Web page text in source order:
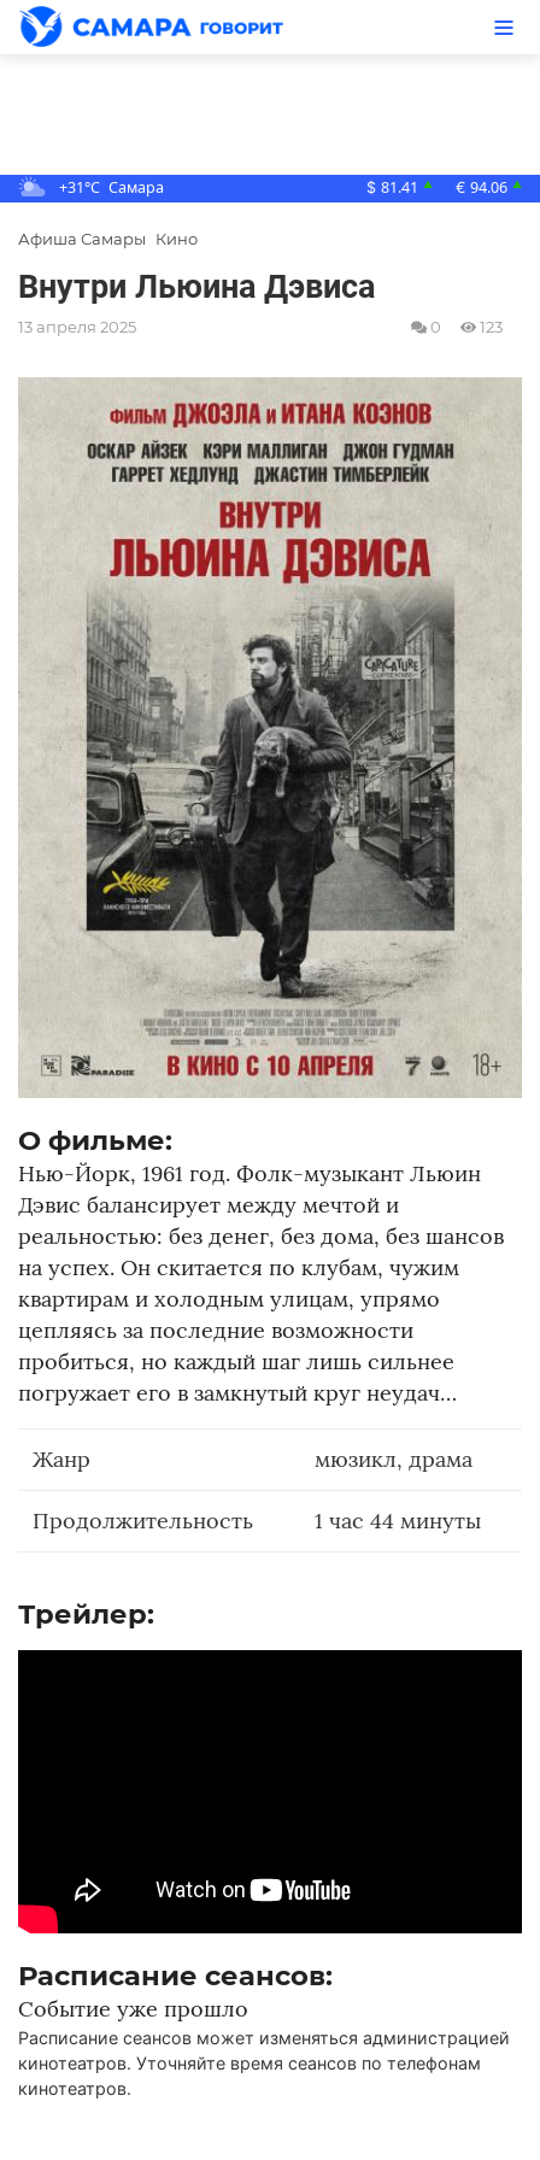
+31°C Самара $ 81.41 ▲ € 94.06 ▲
Афиша Самары Кино
Внутри Льюина Дэвиса
13 апреля 2025 0 123
О фильме:
Нью-Йорк, 1961 год. Фолк-музыкант Льюин
Дэвис балансирует между мечтой и
реальностью: без денег, без дома, без шансов
на успех. Он скитается по клубам, чужим
квартирам и холодным улицам, упрямо
цепляясь за последние возможности
пробиться, но каждый шаг лишь сильнее
погружает его в замкнутый круг неудач…
Жанр мюзикл, драма
Продолжительность 1 час 44 минуты
Трейлер:
Расписание сеансов:
Событие уже прошло
Расписание сеансов может изменяться администрацией
кинотеатров. Уточняйте время сеансов по телефонам
кинотеатров.